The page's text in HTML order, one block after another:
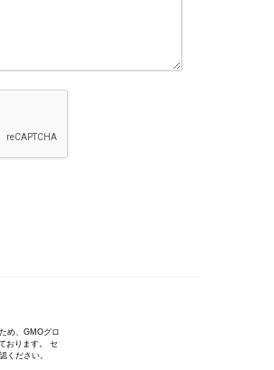
め、GMOグロ
おります。 セ
ください。